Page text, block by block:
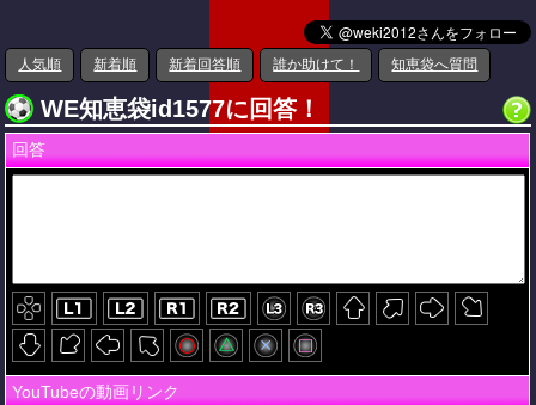
人気順 新着順 新着回答順 誰か助けて！ 知恵袋へ質問
WE知恵袋id1577に回答！
回答
YouTubeの動画リンク